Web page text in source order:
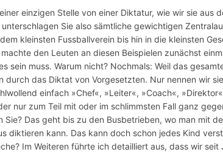
einzigen Stelle von einer Diktatur, wie wir sie aus
unterschlagen Sie also sämtliche gewichtigen
kleinsten Fussballverein bis hin in die kleinsten
den Leuten an diesen Beispielen zunächst
sein muss. Warum nicht? Nochmals: Weil das
durch das Diktat von Vorgesetzten. Nur nennen wir
einfach »Chef«, »Leiter«, »Coach«,
nur zum Teil mit oder im schlimmsten Fall ganz
Sie? Das geht bis zu den Busbetrieben, wo man mit
diktieren kann. Das kann doch schon jedes Kind
Im Weiteren führte ich detailliert aus, dass wir